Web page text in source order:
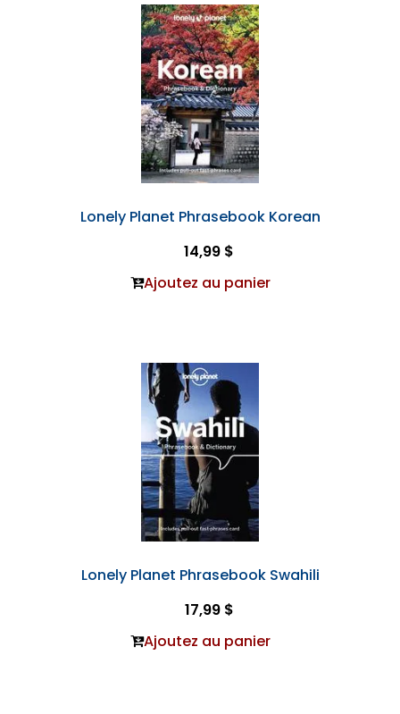
Lonely Planet Phrasebook Korean
14,99 $
Ajoutez au panier
Lonely Planet Phrasebook Swahili
17,99 $
Ajoutez au panier